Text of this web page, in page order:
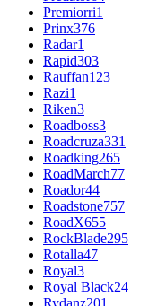
Premiorri1
Prinx376
Radar1
Rapid303
Rauffan123
Razi1
Riken3
Roadboss3
Roadcruza331
Roadking265
RoadMarch77
Roador44
Roadstone757
RoadX655
RockBlade295
Rotalla47
Royal3
Royal Black24
Rydanz201